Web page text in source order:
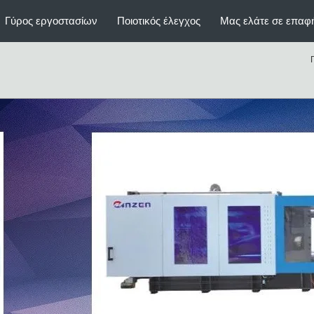
Γύρος εργοστασίων Ποιοτικός έλεγχος Μας ελάτε σε
εγχύσεων
πλαστική μηχανή σχηματοποίησης
χτυπήματος μπουκαλιών